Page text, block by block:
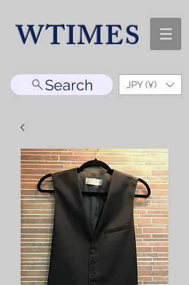
WTIMES
Search JPY (¥)